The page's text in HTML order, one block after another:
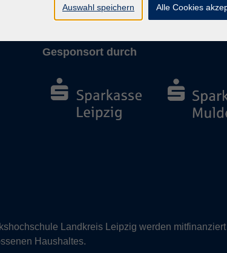
Gesponsort durch
Landkreis Leipzig werden
Haushaltes.
Auswahl speichern Alle Cookies